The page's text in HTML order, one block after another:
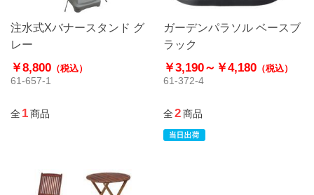
注水式Xバナースタンド グ
レー
￥8,800 （税込）
61-657-1
全1商品
ガーデンパラソル ベースブ
ラック
￥3,190～ ￥4,180（税込）
61-372-4
全2商品